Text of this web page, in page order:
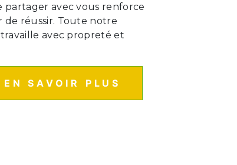
avec vous renforce
de réussir. Toute notre
avec propreté et
EN SAVOIR PLUS